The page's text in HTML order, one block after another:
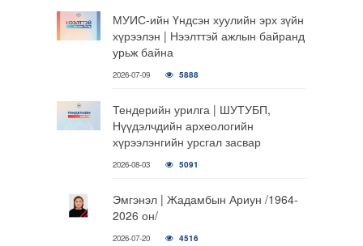
МУИС-ийн Үндсэн хуулийн эрх зүйн
хүрээлэн | Нээлттэй ажлын байранд
урьж байна
2026-07-09 5888
Тендерийн урилга | ШУТУБП,
Нүүдэлчдийн археологийн
хүрээлэнгийн урсгал засвар
2026-08-03 5091
Эмгэнэл | Жадамбын Ариун /1964-
2026 он/
2026-07-20 4516